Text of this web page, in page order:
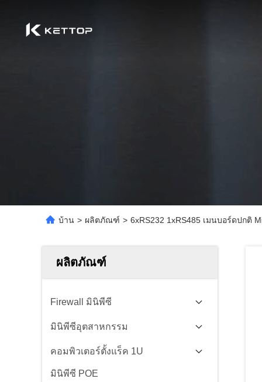
บ้าน > ผลิตภัณฑ์ > 6xRS232 1xRS485 เมนบอร์ดปกติ
ผลิตภัณฑ์
Firewall มินิพีซี
มินิพีซีอุตสาหกรรม
คอมพิวเตอร์ตั้งแร็ค 1U
มินิพีซี POE